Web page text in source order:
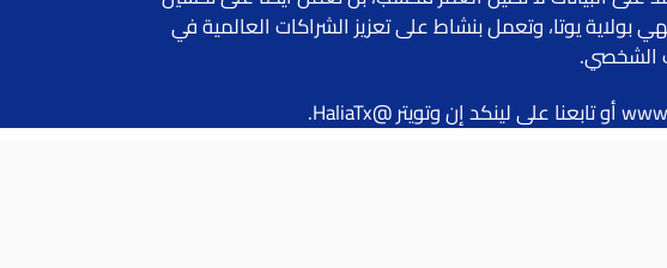
بولاية يوتا، وتعمل بنشاط على تعزيز الشراكات العالمية في
الشخصي.